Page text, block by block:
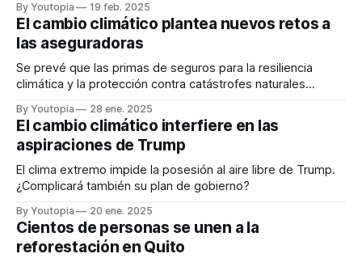
By Youtopia 19 feb. 2025
El cambio climático plantea nuevos retos a
las aseguradoras
Se prevé que las primas de seguros para la resiliencia
climática y la protección contra catástrofes naturales
By Youtopia 28 ene. 2025
El cambio climático interfiere en las
aspiraciones de Trump
El clima extremo impide la posesión al aire libre de Trump.
¿Complicará también su plan de gobierno?
By Youtopia 20 ene. 2025
Cientos de personas se unen a la
reforestación en Quito